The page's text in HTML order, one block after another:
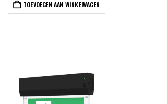
TOEVOEGEN AAN WINKELWAGEN